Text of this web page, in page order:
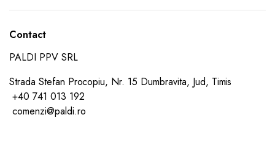
Contact
PALDI PPV SRL
Strada Stefan Procopiu, Nr. 15 Dumbravita, Jud, Timis
+40 741 013 192
comenzi@paldi.ro